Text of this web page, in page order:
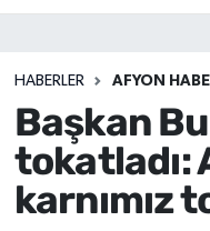
HABERLER AFYON
Başkan
tokatladı:
karnımız
Sağlık
Eğitim